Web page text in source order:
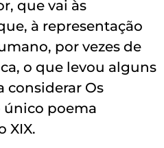
que vai às
à representação
por vezes de
o que levou alguns
considerar Os
poema
XIX.